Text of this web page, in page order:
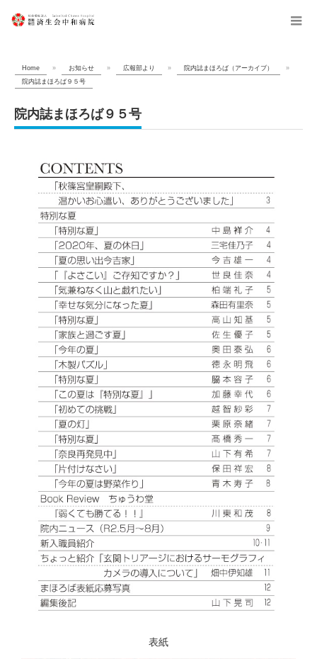
menu
Home » お知らせ » 広報部より » 院内誌まほろば（アーカイブ）
»
院内誌まほろば９５号
院内誌まほろば９５号
表紙